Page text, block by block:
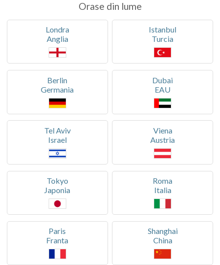
Orase din lume
Londra
Anglia
Istanbul
Turcia
Berlin
Germania
Dubai
EAU
Tel Aviv
Israel
Viena
Austria
Tokyo
Japonia
Roma
Italia
Paris
Franta
Shanghai
China